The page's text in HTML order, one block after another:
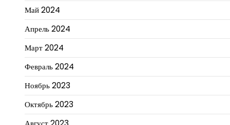
Май 2024
Апрель 2024
Март 2024
Февраль 2024
Ноябрь 2023
Октябрь 2023